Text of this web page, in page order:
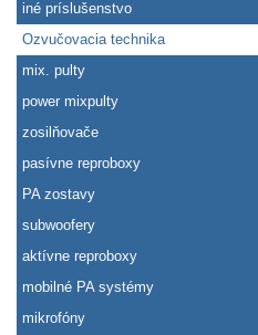
iné príslušenstvo
Ozvučovacia technika
mix. pulty
power mixpulty
zosilňovače
pasívne reproboxy
PA zostavy
subwoofery
aktívne reproboxy
mobilné PA systémy
mikrofóny